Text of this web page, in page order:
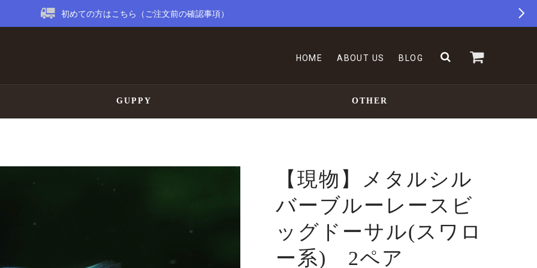
初めての方はこちら（ご注文前の確認事項）
HOME ABOUT US BLOG
GUPPY OTHER
【現物】メタルシル
バーブルーレースビ
ッグドーサル(スワロ
ー系) 2ペア